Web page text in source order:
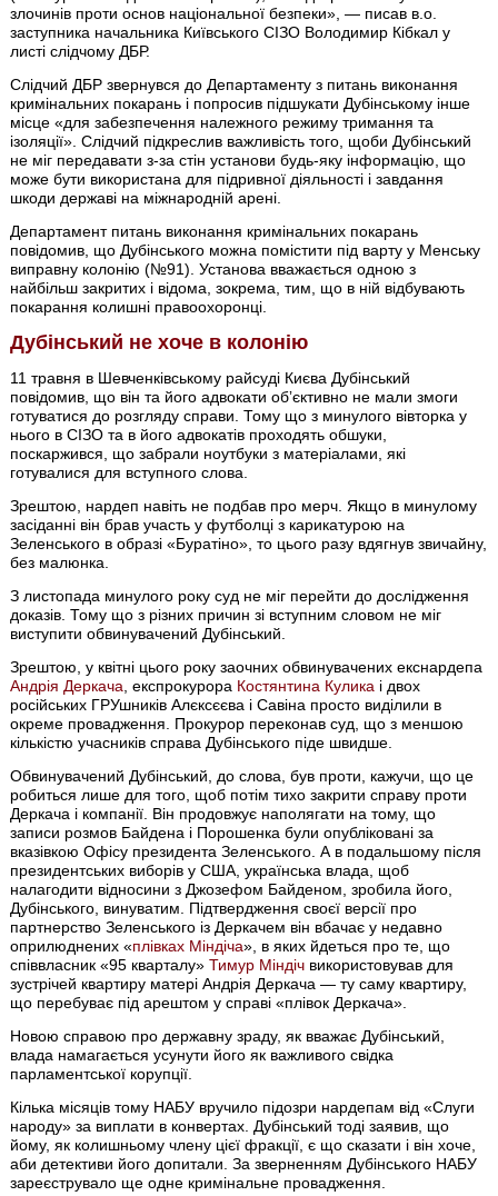
злочинів проти основ національної безпеки», — писав в.о.
заступника начальника Київського СІЗО Володимир Кібкал у
листі слідчому ДБР.
Слідчий ДБР звернувся до Департаменту з питань виконання
кримінальних покарань і попросив підшукати Дубінському інше
місце «для забезпечення належного режиму тримання та
ізоляції». Слідчий підкреслив важливість того, щоби Дубінський
не міг передавати з-за стін установи будь-яку інформацію, що
може бути використана для підривної діяльності і завдання
шкоди державі на міжнародній арені.
Департамент питань виконання кримінальних покарань
повідомив, що Дубінського можна помістити під варту у Менську
виправну колонію (№91). Установа вважається одною з
найбільш закритих і відома, зокрема, тим, що в ній відбувають
покарання колишні правоохоронці.
Дубінський не хоче в колонію
11 травня в Шевченківському райсуді Києва Дубінський
повідомив, що він та його адвокати обʼєктивно не мали змоги
готуватися до розгляду справи. Тому що з минулого вівторка у
нього в СІЗО та в його адвокатів проходять обшуки,
поскаржився, що забрали ноутбуки з матеріалами, які
готувалися для вступного слова.
Зрештою, нардеп навіть не подбав про мерч. Якщо в минулому
засіданні він брав участь у футболці з карикатурою на
Зеленського в образі «Буратіно», то цього разу вдягнув звичайну,
без малюнка.
З листопада минулого року суд не міг перейти до дослідження
доказів. Тому що з різних причин зі вступним словом не міг
виступити обвинувачений Дубінський.
Зрештою, у квітні цього року заочних обвинувачених екснардепа
Андрія Деркача , експрокурора Костянтина Кулика і двох
російських ГРУшників Алєксєєва і Савіна просто виділили в
окреме провадження. Прокурор переконав суд, що з меншою
кількістю учасників справа Дубінського піде швидше.
Обвинувачений Дубінський, до слова, був проти, кажучи, що це
робиться лише для того, щоб потім тихо закрити справу проти
Деркача і компанії. Він продовжує наполягати на тому, що
записи розмов Байдена і Порошенка були опубліковані за
вказівкою Офісу президента Зеленського. А в подальшому після
президентських виборів у США, українська влада, щоб
налагодити відносини з Джозефом Байденом, зробила його,
Дубінського, винуватим. Підтвердження своєї версії про
партнерство Зеленського із Деркачем він вбачає у недавно
оприлюднених «плівках Міндіча», в яких йдеться про те, що
співвласник «95 кварталу»Тимур Міндіч використовував для
зустрічей квартиру матері Андрія Деркача — ту саму квартиру,
що перебуває під арештом у справі «плівок Деркача».
Новою справою про державну зраду, як вважає Дубінський,
влада намагається усунути його як важливого свідка
парламентської корупції.
Кілька місяців тому НАБУ вручило підозри нардепам від «Слуги
народу» за виплати в конвертах. Дубінський тоді заявив, що
йому, як колишньому члену цієї фракції, є що сказати і він хоче,
аби детективи його допитали. За зверненням Дубінського НАБУ
зареєструвало ще одне кримінальне провадження.